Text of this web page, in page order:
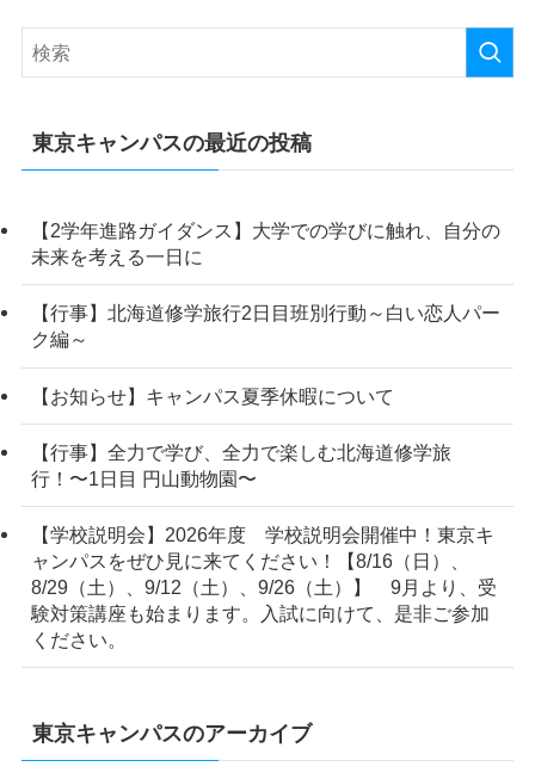
東京キャンパスの最近の投稿
【2学年進路ガイダンス】大学での学びに触れ、自分の
未来を考える一日に
【行事】北海道修学旅行2日目班別行動～白い恋人パー
ク編～
【お知らせ】キャンパス夏季休暇について
【行事】全力で学び、全力で楽しむ北海道修学旅
行！〜1日目 円山動物園〜
【学校説明会】2026年度 学校説明会開催中！東京キ
ャンパスをぜひ見に来てください！【8/16（日）、
8/29（土）、9/12（土）、9/26（土）】 9月より、受
験対策講座も始まります。入試に向けて、是非ご参加
ください。
東京キャンパスのアーカイブ